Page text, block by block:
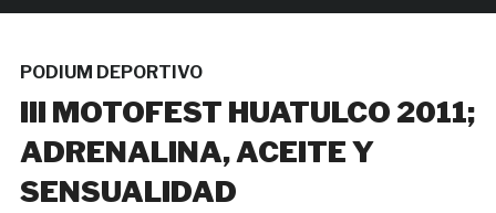
PODIUM DEPORTIVO
III MOTOFEST HUATULCO 2011;
ADRENALINA, ACEITE Y
SENSUALIDAD